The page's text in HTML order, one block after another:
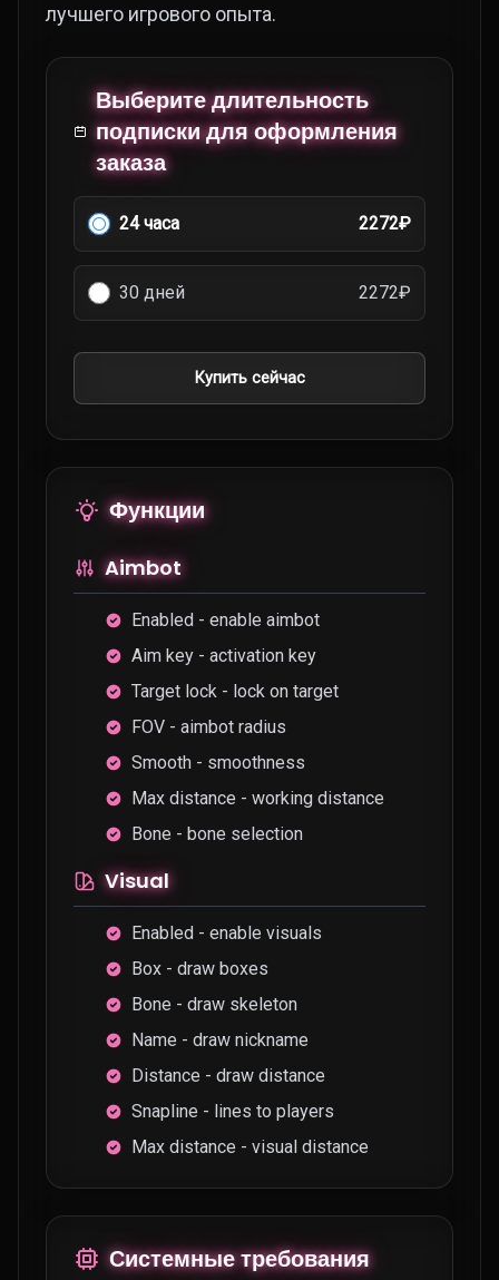
лучшего игрового опыта.
Выберите длительность
подписки для оформления
заказа
24 часа 2272₽
30 дней 2272₽
Купить сейчас
Функции
Aimbot
Enabled - enable aimbot
Aim key - activation key
Target lock - lock on target
FOV - aimbot radius
Smooth - smoothness
Max distance - working distance
Bone - bone selection
Visual
Enabled - enable visuals
Box - draw boxes
Bone - draw skeleton
Name - draw nickname
Distance - draw distance
Snapline - lines to players
Max distance - visual distance
Системные требования